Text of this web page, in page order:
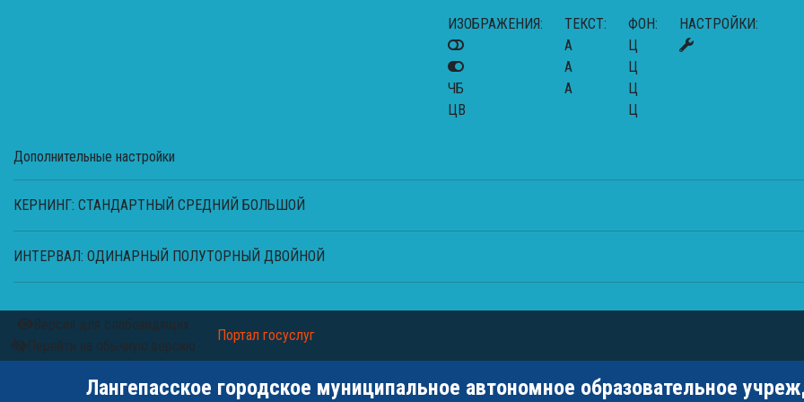
ИЗОБРАЖЕНИЯ:
ЧБ
ЦВ
ТЕКСТ:
A
A
A
ФОН:
Ц
Ц
Ц
Ц
НАСТРОЙКИ:
Дополнительные настройки
КЕРНИНГ: СТАНДАРТНЫЙ СРЕДНИЙ БОЛЬШОЙ
ИНТЕРВАЛ: ОДИНАРНЫЙ ПОЛУТОРНЫЙ ДВОЙНОЙ
Версия для слабовидящих
Перейти на обычную версию
Портал госуслуг
Лангепасское городское муниципальное автономное образовательное